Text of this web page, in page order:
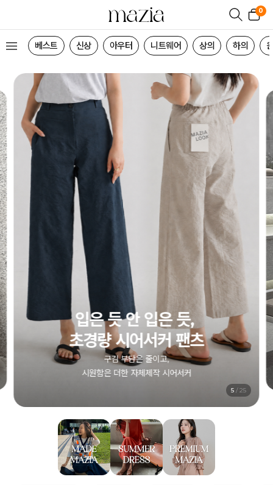
0
베스트 신상 아우터 니트웨어 상의 하의
1+1 시어서커 원피스
컬러별로, 엄마와 함께, 두 벌 모두 부담 없이
전상품 5% SALE
6 /25